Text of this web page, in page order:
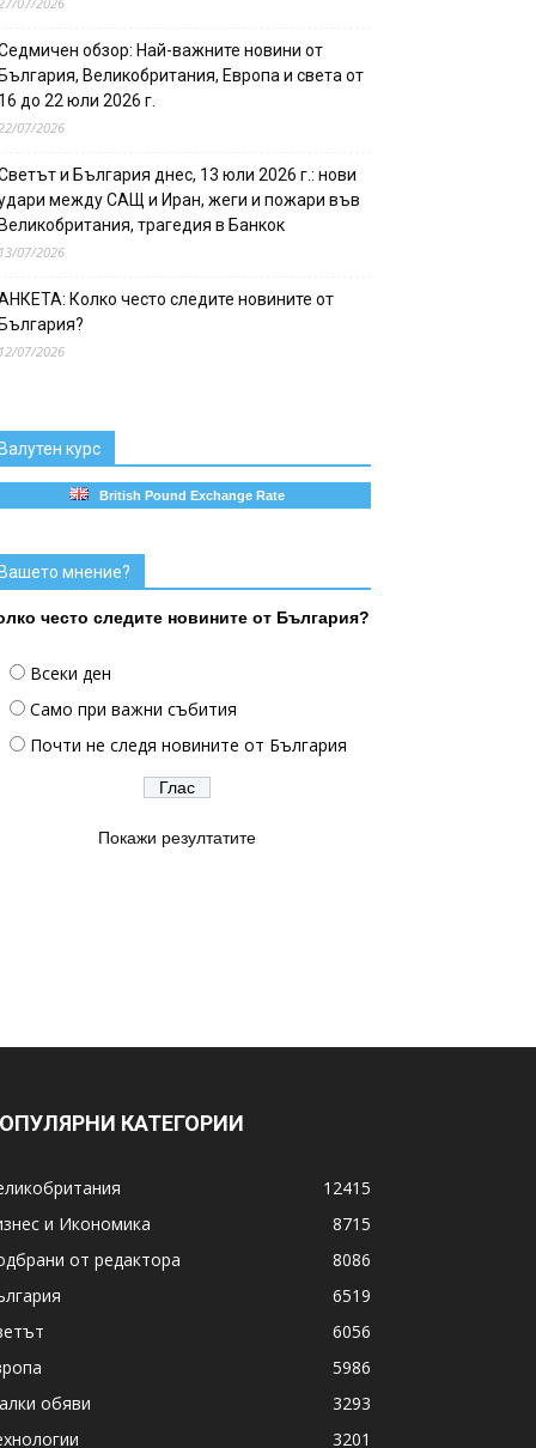
обзор: Най-важните новини от
Великобритания, Европа и света от
до 22 юли 2026 г.
07/2026
и България днес, 13 юли 2026 г.: нови
между САЩ и Иран, жеги и пожари във
трагедия в Банкок
07/2026
Колко често следите новините от
07/2026
курс
British Pound Exchange Rate
мнение?
често следите новините от България?
Всеки ден
Само при важни събития
Почти не следя новините от България
Покажи резултатите
КАТЕГОРИИ
12415
и Икономика
8715
от редактора
8086
6519
6056
5986
обяви
3293
3201